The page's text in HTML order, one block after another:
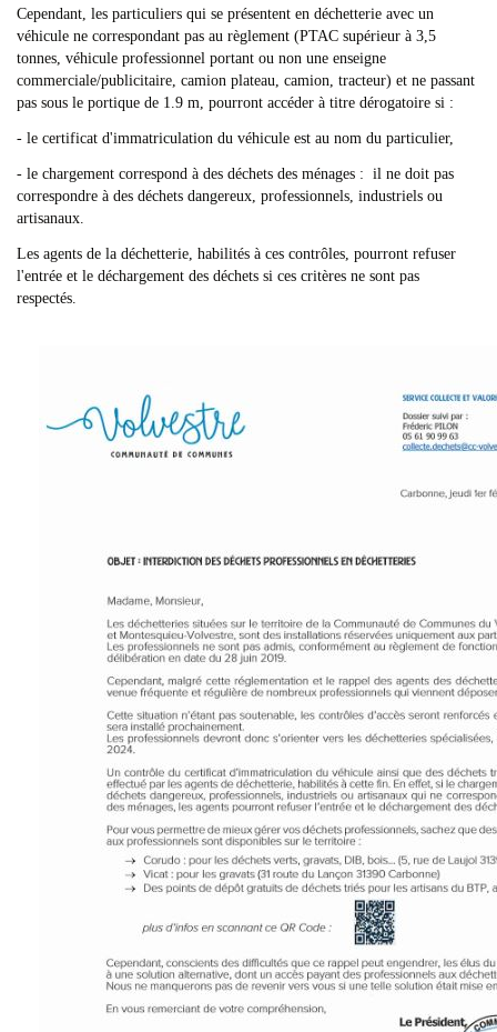
Cependant, les particuliers qui se présentent en déchetterie avec un
véhicule ne correspondant pas au règlement (PTAC supérieur à 3,5
tonnes, véhicule professionnel portant ou non une enseigne
commerciale/publicitaire, camion plateau, camion, tracteur) et ne passant
pas sous le portique de 1.9 m, pourront accéder à titre dérogatoire si :
- le certificat d'immatriculation du véhicule est au nom du particulier,
- le chargement correspond à des déchets des ménages : il ne doit pas
correspondre à des déchets dangereux, professionnels, industriels ou
artisanaux.
Les agents de la déchetterie, habilités à ces contrôles, pourront refuser
l'entrée et le déchargement des déchets si ces critères ne sont pas
respectés.